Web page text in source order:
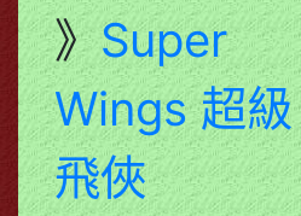
》Super
Wings 超級
飛俠